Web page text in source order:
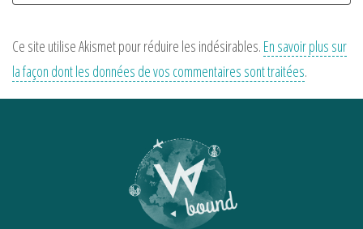
Ce site utilise Akismet pour réduire les indésirables. En savoir plus sur
la façon dont les données de vos commentaires sont traitées.